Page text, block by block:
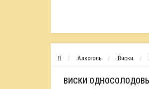
Алкоголь Виски
ВИСКИ